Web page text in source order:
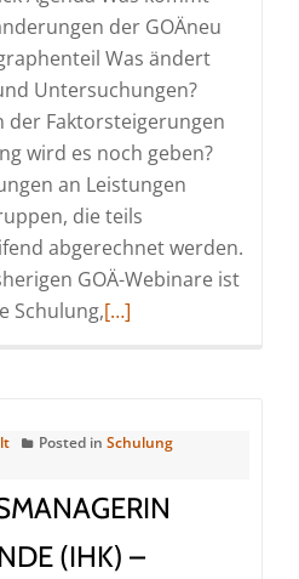
der GOÄneu
Was ändert
Untersuchungen?
der Faktorsteigerungen
wird es noch geben?
an Leistungen
die teils
abgerechnet werden.
GOÄ-Webinare ist
Schulung,Read
–
Überblick
|
[…]
Posted in Schulung
(IHK) –